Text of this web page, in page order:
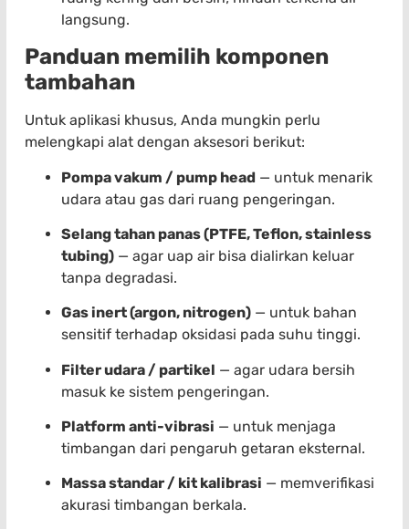
langsung.
Panduan memilih komponen
tambahan
Untuk aplikasi khusus, Anda mungkin perlu
melengkapi alat dengan aksesori berikut:
Pompa vakum / pump head — untuk menarik
udara atau gas dari ruang pengeringan.
Selang tahan panas (PTFE, Teflon, stainless
tubing) — agar uap air bisa dialirkan keluar
tanpa degradasi.
Gas inert (argon, nitrogen) — untuk bahan
sensitif terhadap oksidasi pada suhu tinggi.
Filter udara / partikel — agar udara bersih
masuk ke sistem pengeringan.
Platform anti-vibrasi — untuk menjaga
timbangan dari pengaruh getaran eksternal.
Massa standar / kit kalibrasi — memverifikasi
akurasi timbangan berkala.